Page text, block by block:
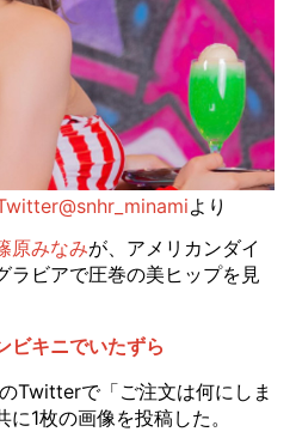
より
原みなみが、アメリカンダイ
ラビアで圧巻の美ヒップを見
ビキニでいたずら
Twitterで「ご注文は何にしま
1枚の画像を投稿した。